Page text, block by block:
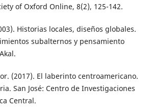
of Oxford Online, 8(2), 125-142.
Historias locales, diseños globales.
subalternos y pensamiento
(2017). El laberinto centroamericano.
San José: Centro de Investigaciones
Central.